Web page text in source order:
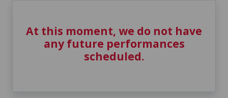
At this moment, we do not have
any future performances
scheduled.